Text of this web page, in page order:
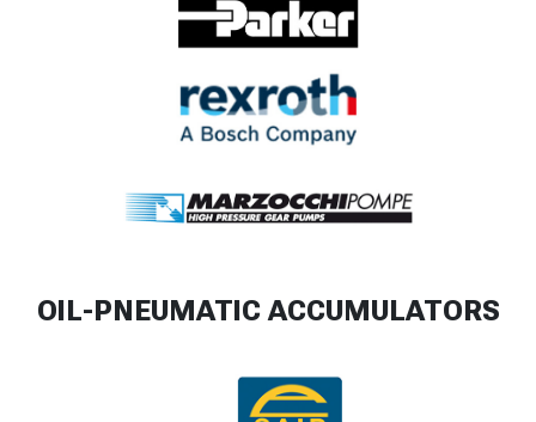
OIL-PNEUMATIC ACCUMULATORS